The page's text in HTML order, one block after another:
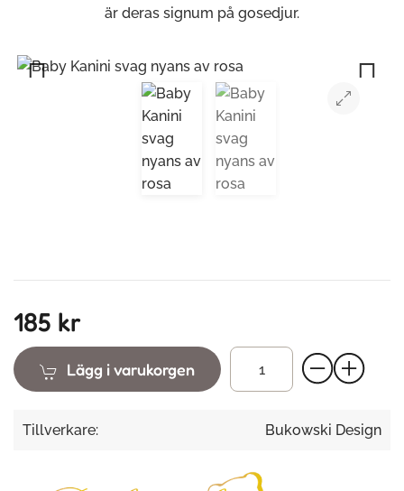
är deras signum på gosedjur.
185 kr
Lägg i varukorgen
Tillverkare: Bukowski Design